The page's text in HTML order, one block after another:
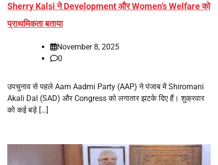
Sherry Kalsi ने Development और Women’s Welfare को
प्राथमिकता बताया
November 8, 2025
0
उपचुनाव से पहले Aam Aadmi Party (AAP) ने पंजाब में Shiromani
Akali Dal (SAD) और Congress को लगातार झटके दिए हैं। शुक्रवार
को कई बड़े […]